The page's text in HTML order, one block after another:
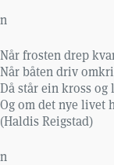
n
Når frosten drep
Når båten driv
Då står ein kross og
Og om det nye livet
(Haldis Reigstad)
n